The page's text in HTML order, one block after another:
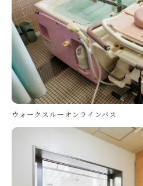
ウォークスルーオンラインバス